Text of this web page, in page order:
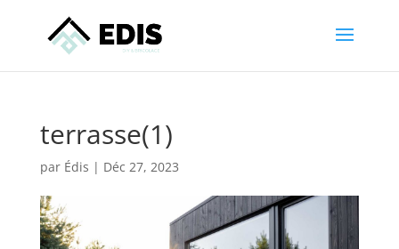
terrasse(1)
par Édis | Déc 27, 2023